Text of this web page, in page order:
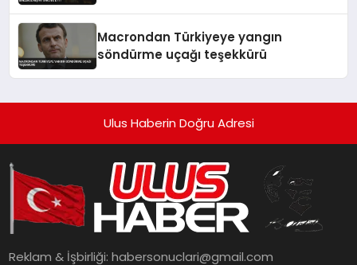
Macrondan Türkiyeye yangın
söndürme uçağı teşekkürü
Ulus Haberin Doğru Adresi
Reklam & İşbirliği:habersonuclari@gmail.com